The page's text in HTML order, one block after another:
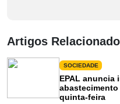
Artigos
SOCIEDADE
EPAL anuncia
abastecimento
quinta-feira